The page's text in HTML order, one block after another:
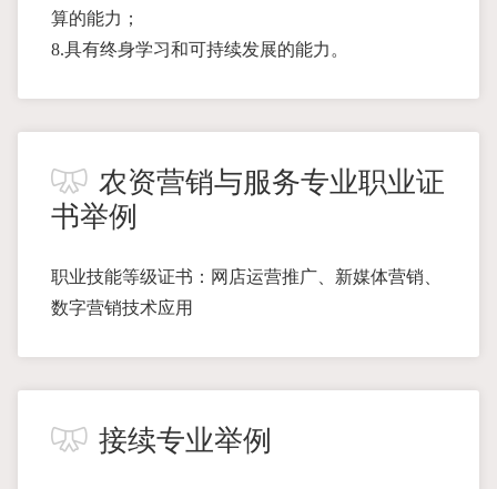
算的能力；
8.具有终身学习和可持续发展的能力。
农资营销与服务专业职业证
书举例
职业技能等级证书：网店运营推广、新媒体营销、
数字营销技术应用
接续专业举例